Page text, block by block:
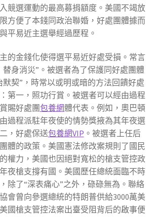
競選運動的最高募捐額度。美國不竭放
方便了本錢同政治聯婚，好處團體據而
平易近主選舉經過歷程。
的金錢化使得選平易近好處受損。常言
替身消災”。被選者為了保護同好處團體
默契”，時常以或明或暗的方法回饋好處
第一，照功行賞。被選者可以經由過程
賜好處團包養網體代表。例如，奧巴頓
過程派駐年夜使的情勢獎掖為其年夜選
，好處保送包養網VIP 。被選者上任后
體的政策。美國憲法修改案規則了國民
權力，美國也因絕對寬松的槍支管控政
夜槍支撐有國。美國歷任總統面臨不時
除了“深表痛心”之外，碌碌無為。聯絡
會曾向參選總統的特朗普供給3000萬美
國槍支管控法案出臺受阻背后的啟事便